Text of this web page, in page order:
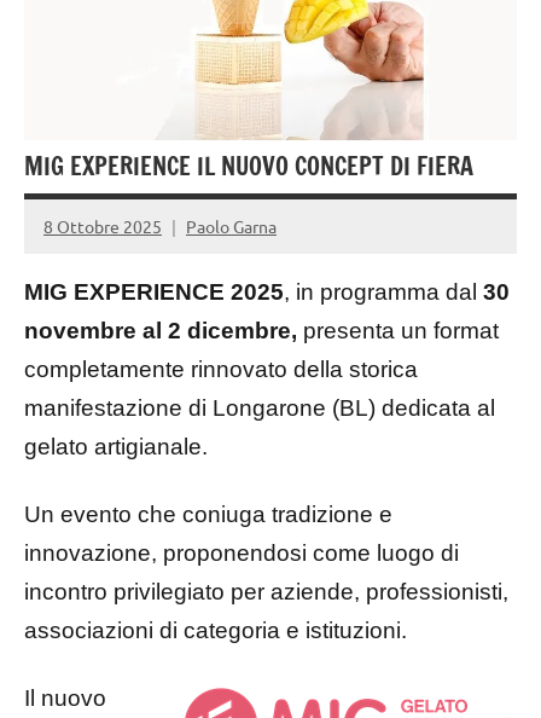
MIG EXPERIENCE IL NUOVO CONCEPT DI FIERA
8 Ottobre 2025 Paolo Garna
MIG EXPERIENCE 2025, in programma dal 30
novembre al 2 dicembre, presenta un format
completamente rinnovato della storica
manifestazione di Longarone (BL) dedicata al
gelato artigianale.
Un evento che coniuga tradizione e
innovazione, proponendosi come luogo di
incontro privilegiato per aziende, professionisti,
associazioni di categoria e istituzioni.
Il nuovo